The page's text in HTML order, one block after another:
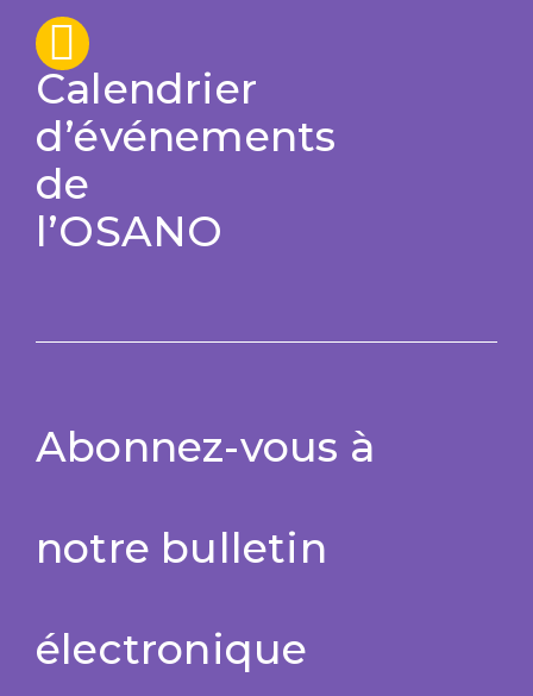
Calendrier
d’événements
de
l’OSANO
Abonnez-vous à
notre bulletin
électronique